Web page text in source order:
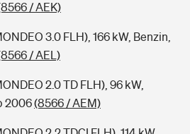
/ AEK)
3.0 FLH), 166 kW, Benzin,
/ AEL)
2.0 TD FLH), 96 kW,
2006(8566 / AEM)